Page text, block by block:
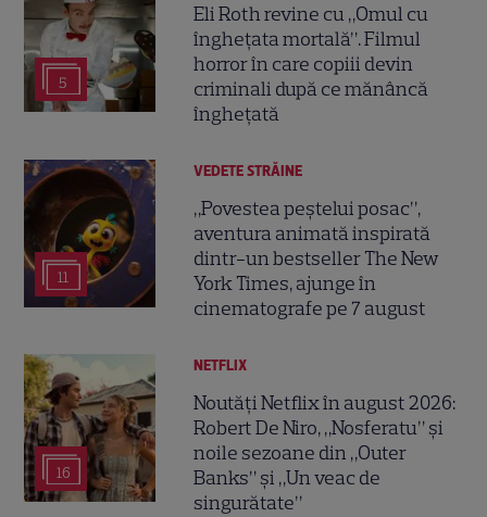
5
Eli Roth revine cu „Omul cu
înghețata mortală”. Filmul
horror în care copiii devin
criminali după ce mănâncă
înghețată
11
VEDETE STRĂINE
„Povestea peștelui posac”,
aventura animată inspirată
dintr-un bestseller The New
York Times, ajunge în
cinematografe pe 7 august
16
NETFLIX
Noutăți Netflix în august 2026:
Robert De Niro, „Nosferatu” și
noile sezoane din „Outer
Banks” și „Un veac de
singurătate”